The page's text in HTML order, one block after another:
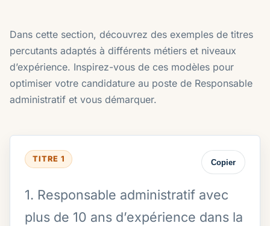
Dans cette section, découvrez des exemples de titres
percutants adaptés à différents métiers et niveaux
d’expérience. Inspirez-vous de ces modèles pour
optimiser votre candidature au poste de Responsable
administratif et vous démarquer.
TITRE 1 Copier
1. Responsable administratif avec
plus de 10 ans d’expérience dans la